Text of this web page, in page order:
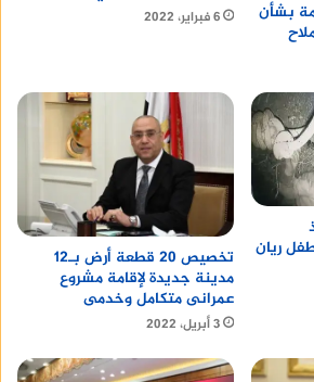
بشأن
6 فبراير، 2022
ريان
تخصيص 20 قطعة أرض بـ12
مدينة جديدة لإقامة مشروع
عمرانى متكامل وخدمى
3 أبريل، 2022